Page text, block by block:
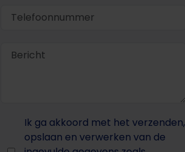
Ik ga akkoord met het verzenden,
opslaan en verwerken van de